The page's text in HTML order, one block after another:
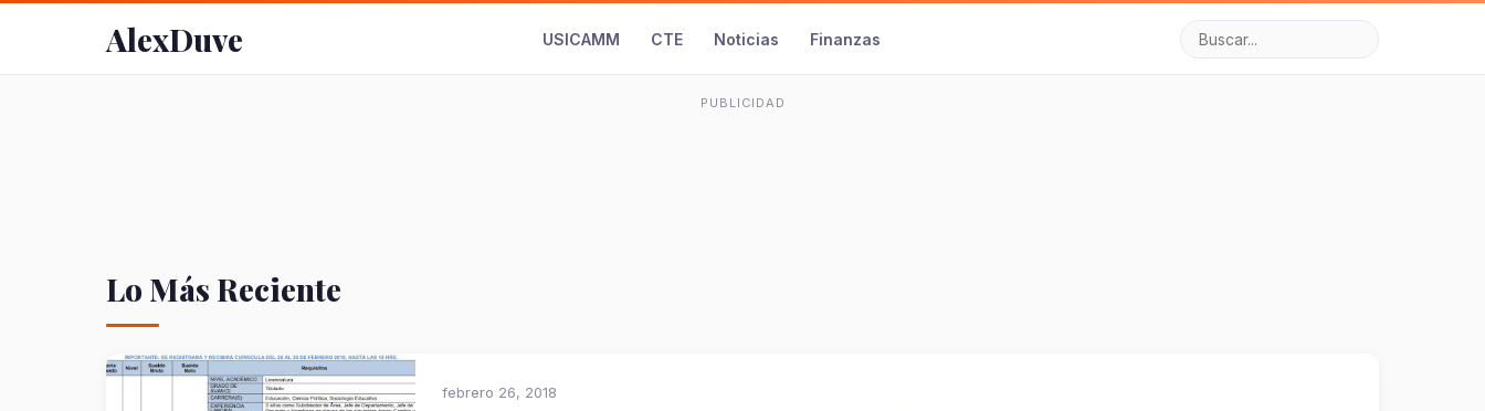
AlexDuve USICAMM CTE Noticias Finanzas
PUBLICIDAD
Lo Más Reciente
febrero 26, 2018